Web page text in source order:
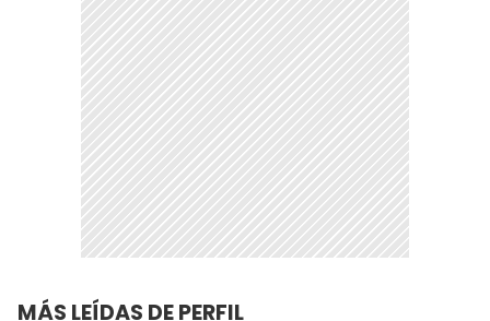
MÁS LEÍDAS DE PERFIL